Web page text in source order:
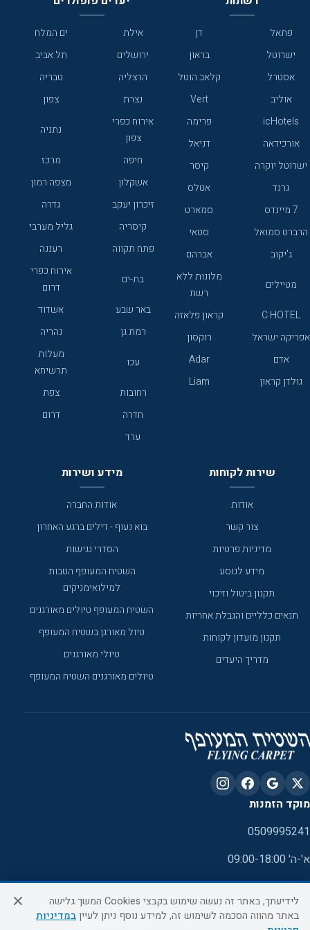
פתאל
דן
ישרוטל
בראון
אסטרל
קלאב הוטל
אוליב
Vert
icHotels
פרימה
אורכידאה
דניאל
ישרוטל יוקרה
קיסר
גרנד
אטלס
7 מיינדס
סמארט
הרברט סמואל
סטאי
ג'יקוב
אברהם
מטיילים
מלונות ללא
רשת
C HOTEL
קראון פלאזה
אפריקה ישראל
רוקסון
אדם
Adar
גולדן קראון
Liam
אילת
ים המלח
ירושלים
תל אביב
הרצליה
טבריה
נצרת
צפון
אירוח כפרי
צפון
נתניה
חיפה
מרכז
אשקלון
מצפה רמון
זיכרון יעקב
גדרה
קיסריה
גליל מערבי
פתח תקווה
רעננה
בת-ים
אירוח כפרי
דרום
באר שבע
אשדוד
רמת גן
נהריה
עכו
מעלות
תרשיחא
רחובות
צפת
חדרה
דרום
ערד
שירות לקוחות
אודות
צור קשר
מדיניות פרטיות
מידע לנוסע
תקנון ביטול וזיכוי
תנאים כלליים והגבלת אחריות
תקנון מועדון לקוחות
מדריך היעדים
מידע ושירות
אודות החברה
בוא נעוף - דילים ברגע האחרון
הסדרי נגישות
השטיח המעופף הטבות
למילואימניקים
השטיח המעופף טיולים מאורגנים
טיול מאורגן בשטיח המעופף
טיולי מאורגנים
טיולים מאורגנים השטיח המעופף
מוקד הזמנות
0509995241
א'-ה' 09:00-18:00
כל הזכויות שמורות ל- EMALON LTD ©2026
לידיעתך, באתר זה נעשה שימוש בקבצי Cookies המשך גלישה
באתר מהווה הסכמה לשימוש זה, למידע נוסף ניתן לעייןבמדיניות